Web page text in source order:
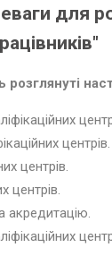
для
"
центрів.
центрів.
центрів.
акредитацію.